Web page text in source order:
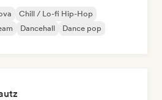
Chill / Lo-fi Hip-Hop
Dancehall
Dance pop